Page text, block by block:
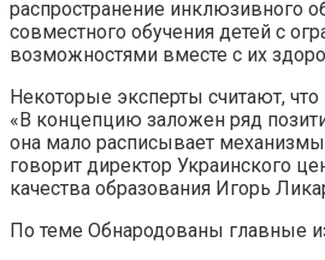
распространение инклюзивного
совместного обучения детей с
возможностями вместе с их
Некоторые эксперты считают, что
«В концепцию заложен ряд
она мало расписывает
говорит директор Украинского
качества образования Игорь
По теме Обнародованы главные